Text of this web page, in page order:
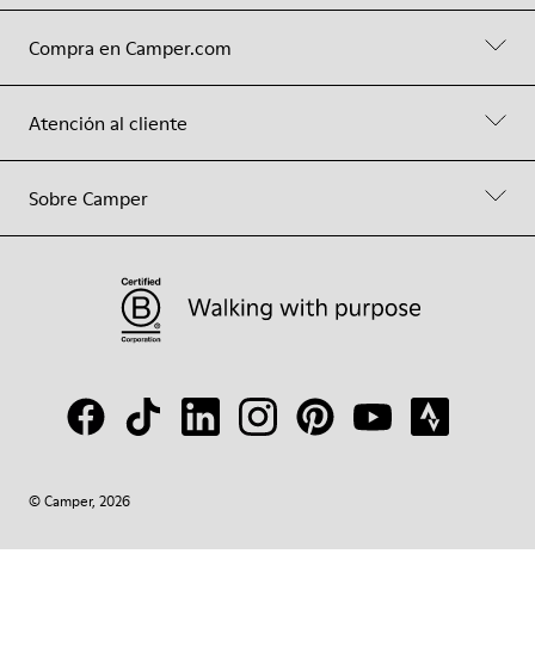
Compra en Camper.com
Atención al cliente
Sobre Camper
© Camper, 2026